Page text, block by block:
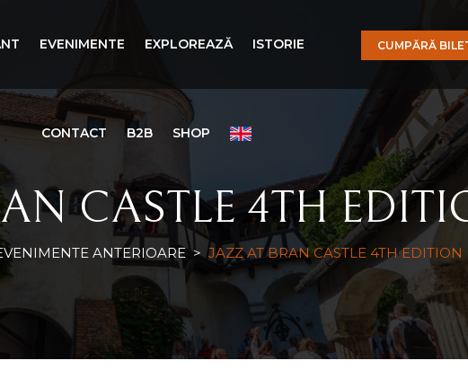
CUMPĂRĂ
EVENIMENTE EXPLOREAZĂ ISTORIE
CONTACT B2B SHOP
CASTLE 4TH
ANTERIOARE>JAZZ AT BRAN CASTLE 4TH EDITION